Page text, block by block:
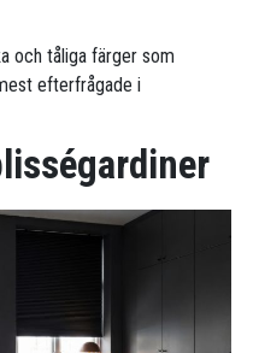
och tåliga färger som
efterfrågade i